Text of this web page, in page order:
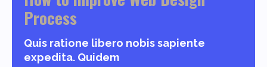
Process
Quis ratione libero nobis sapiente
expedita. Quidem